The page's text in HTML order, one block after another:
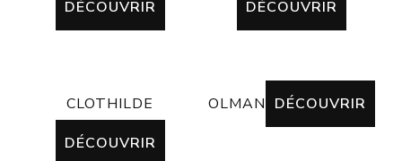
DÉCOUVRIR
DÉCOUVRIR
CLOTHILDE
DÉCOUVRIR
OLMAN DÉCOUVRIR